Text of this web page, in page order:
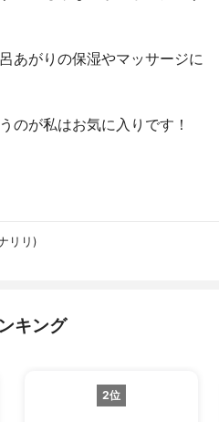
あがりの保湿やマッサージに
のが私はお気に入りです！
リリ)
キング
2位